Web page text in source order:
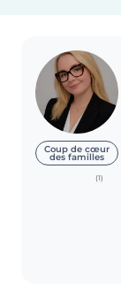
Coup de cœur
des familles
(1)